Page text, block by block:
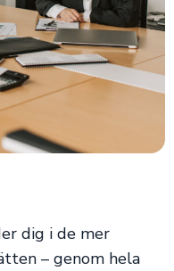
dig i de mer
– genom hela